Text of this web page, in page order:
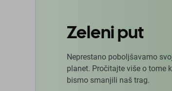
Zeleni put
Neprestano poboljšavamo
planet. Pročitajte više o tome
bismo smanjili naš trag.